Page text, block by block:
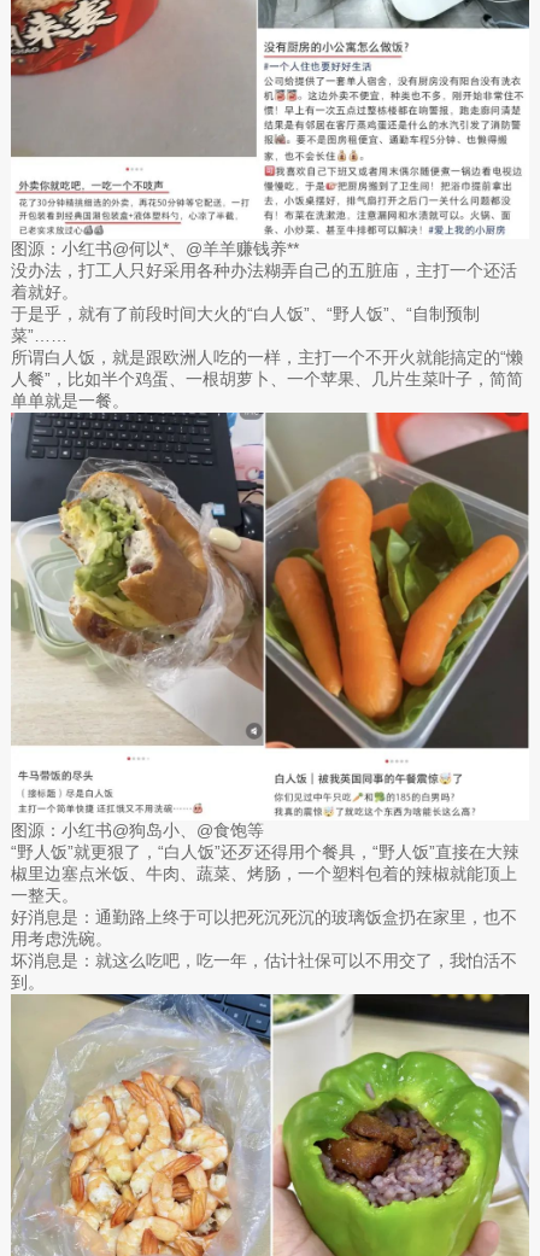
图源：小红书@何以*、@羊羊赚钱养**
没办法，打工人只好采用各种办法糊弄自己的五脏庙，主打一个还活
着就好。
于是乎，就有了前段时间大火的“白人饭”、“野人饭”、“自制预制
菜”……
所谓白人饭，就是跟欧洲人吃的一样，主打一个不开火就能搞定的“懒
人餐”，比如半个鸡蛋、一根胡萝卜、一个苹果、几片生菜叶子，简简
单单就是一餐。
图源：小红书@狗岛小、@食饱等
“野人饭”就更狠了，“白人饭”还歹还得用个餐具，“野人饭”直接在大辣
椒里边塞点米饭、牛肉、蔬菜、烤肠，一个塑料包着的辣椒就能顶上
一整天。
好消息是：通勤路上终于可以把死沉死沉的玻璃饭盒扔在家里，也不
用考虑洗碗。
坏消息是：就这么吃吧，吃一年，估计社保可以不用交了，我怕活不
到。